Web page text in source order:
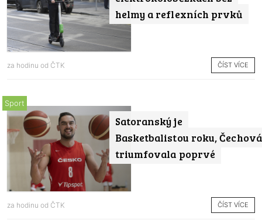
helmy a reflexních prvků
za hodinu od ČTK ČÍST VÍCE
Satoranský je
Basketbalistou roku, Čechová
triumfovala poprvé
Sport
za hodinu od ČTK ČÍST VÍCE